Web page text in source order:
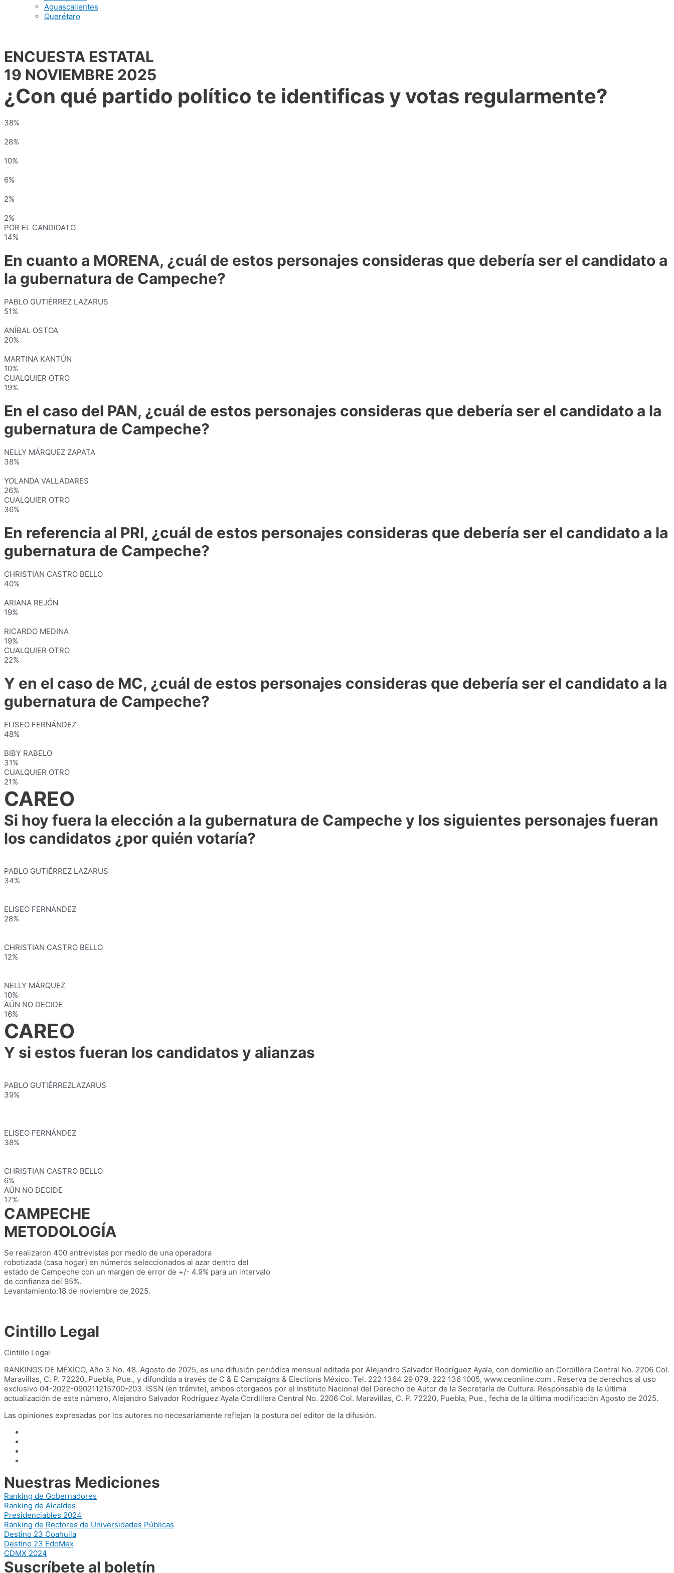
Aguascalientes
Querétaro
ENCUESTA ESTATAL
19 NOVIEMBRE 2025
¿Con qué partido político te identificas y votas regularmente?
38%
28%
10%
6%
2%
2%
POR EL CANDIDATO
14%
En cuanto a MORENA, ¿cuál de estos personajes consideras que debería ser el candidato a
la gubernatura de Campeche?
PABLO GUTIÉRREZ LAZARUS
51%
ANÍBAL OSTOA
20%
MARTINA KANTÚN
10%
CUALQUIER OTRO
19%
En el caso del PAN, ¿cuál de estos personajes consideras que debería ser el candidato a la
gubernatura de Campeche?
NELLY MÁRQUEZ ZAPATA
38%
YOLANDA VALLADARES
26%
CUALQUIER OTRO
36%
En referencia al PRI, ¿cuál de estos personajes consideras que debería ser el candidato a la
gubernatura de Campeche?
CHRISTIAN CASTRO BELLO
40%
ARIANA REJÓN
19%
RICARDO MEDINA
19%
CUALQUIER OTRO
22%
Y en el caso de MC, ¿cuál de estos personajes consideras que debería ser el candidato a la
gubernatura de Campeche?
ELISEO FERNÁNDEZ
48%
BIBY RABELO
31%
CUALQUIER OTRO
21%
CAREO
Si hoy fuera la elección a la gubernatura de Campeche y los siguientes personajes fueran
los candidatos ¿por quién votaría?
PABLO GUTIÉRREZ LAZARUS
34%
ELISEO FERNÁNDEZ
28%
CHRISTIAN CASTRO BELLO
12%
NELLY MÁRQUEZ
10%
AÚN NO DECIDE
16%
CAREO
Y si estos fueran los candidatos y alianzas
PABLO GUTIÉRREZLAZARUS
39%
ELISEO FERNÁNDEZ
38%
CHRISTIAN CASTRO BELLO
6%
AÚN NO DECIDE
17%
CAMPECHE
METODOLOGÍA
Se realizaron 400 entrevistas por medio de una operadora
robotizada (casa hogar) en números seleccionados al azar dentro del
estado de Campeche con un margen de error de +/- 4.9% para un intervalo
de confianza del 95%.
Levantamiento:18 de noviembre de 2025.
Cintillo Legal
Cintillo Legal
RANKINGS DE MÉXICO, Año 3 No. 48. Agosto de 2025, es una difusión periódica mensual editada por Alejandro Salvador Rodríguez Ayala, con domicilio en Cordillera Central No. 2206 Col.
Maravillas, C. P. 72220, Puebla, Pue., y difundida a través de C & E Campaigns & Elections México. Tel. 222 1364 29 079, 222 136 1005, www.ceonline.com . Reserva de derechos al uso
exclusivo 04-2022-090211215700-203. ISSN (en trámite), ambos otorgados por el Instituto Nacional del Derecho de Autor de la Secretaría de Cultura. Responsable de la última
actualización de este número, Alejandro Salvador Rodríguez Ayala Cordillera Central No. 2206 Col. Maravillas, C. P. 72220, Puebla, Pue., fecha de la última modificación Agosto de 2025.
Las opiniones expresadas por los autores no necesariamente reflejan la postura del editor de la difusión.
Nuestras Mediciones
Ranking de Gobernadores
Ranking de Alcaldes
Presidenciables 2024
Ranking de Rectores de Universidades Públicas
Destino 23 Coahuila
Destino 23 EdoMex
CDMX 2024
Suscríbete al boletín